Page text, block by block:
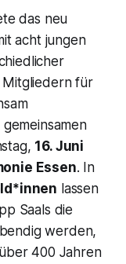
das neu
acht jungen
Mitgliedern für
16. Juni
Essen. In
lassen
Saals die
werden,
400 Jahren